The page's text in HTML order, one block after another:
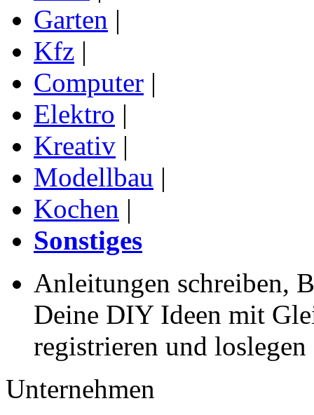
Garten |
Kfz |
Computer |
Elektro |
Kreativ |
Modellbau |
Kochen |
Sonstiges
Anleitungen schreiben,
Deine DIY Ideen mit
registrieren und loslegen
Unternehmen